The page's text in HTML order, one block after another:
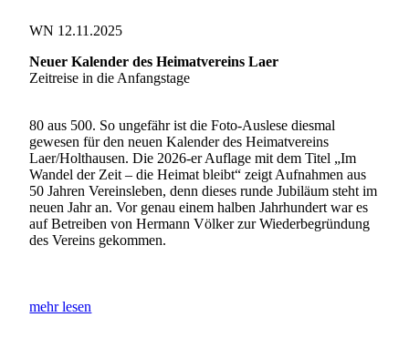
WN 12.11.2025
Neuer Kalender des Heimatvereins Laer
Zeitreise in die Anfangstage
80 aus 500. So ungefähr ist die Foto-Auslese diesmal
gewesen für den neuen Kalender des Heimatvereins
Laer/Holthausen. Die 2026-er Auflage mit dem Titel „Im
Wandel der Zeit – die Heimat bleibt“ zeigt Aufnahmen aus
50 Jahren Vereinsleben, denn dieses runde Jubiläum steht im
neuen Jahr an. Vor genau einem halben Jahrhundert war es
auf Betreiben von Hermann Völker zur Wiederbegründung
des Vereins gekommen.
mehr lesen